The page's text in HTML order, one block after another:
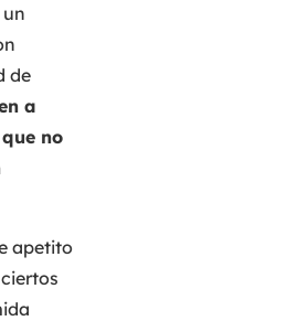
de
a
no
apetito